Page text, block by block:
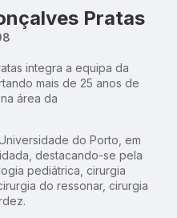
Pratas
integra a equipa da
mais de 25 anos de
área da
do Porto, em
destacando-se pela
pediátrica, cirurgia
do ressonar, cirurgia